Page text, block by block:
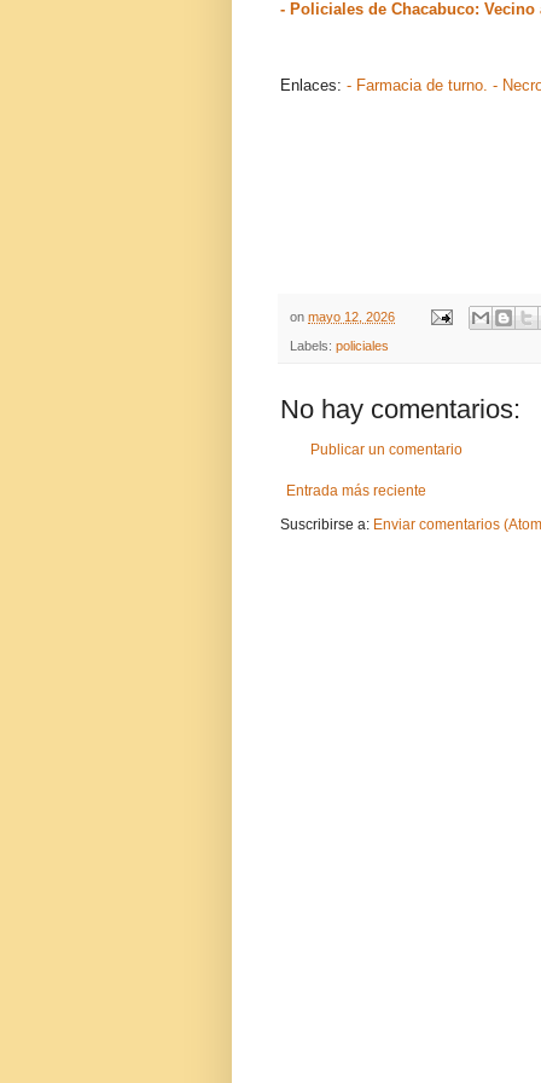
- Policiales de Chacabuco:
Enlaces: - Farmacia de turno. -
on mayo 12, 2026
Labels: policiales
No hay comentarios:
Publicar un comentario
Entrada más reciente
Suscribirse a: Enviar comentarios